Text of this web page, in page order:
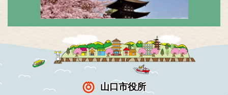
山口市役所